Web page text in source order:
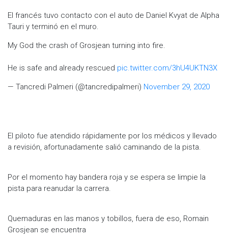
El francés tuvo contacto con el auto de Daniel Kvyat de Alpha
Tauri y terminó en el muro.
My God the crash of Grosjean turning into fire.
He is safe and already rescued pic.twitter.com/3hU4UKTN3X
— Tancredi Palmeri (@tancredipalmeri) November 29, 2020
El piloto fue atendido rápidamente por los médicos y llevado
a revisión, afortunadamente salió caminando de la pista.
Por el momento hay bandera roja y se espera se limpie la
pista para reanudar la carrera.
Quemaduras en las manos y tobillos, fuera de eso, Romain
Grosjean se encuentra